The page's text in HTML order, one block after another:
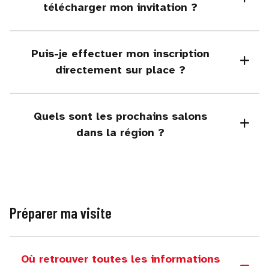
télécharger mon invitation ?
Puis-je effectuer mon inscription
directement sur place ?
Quels sont les prochains salons
dans la région ?
Préparer ma visite
Où retrouver toutes les informations